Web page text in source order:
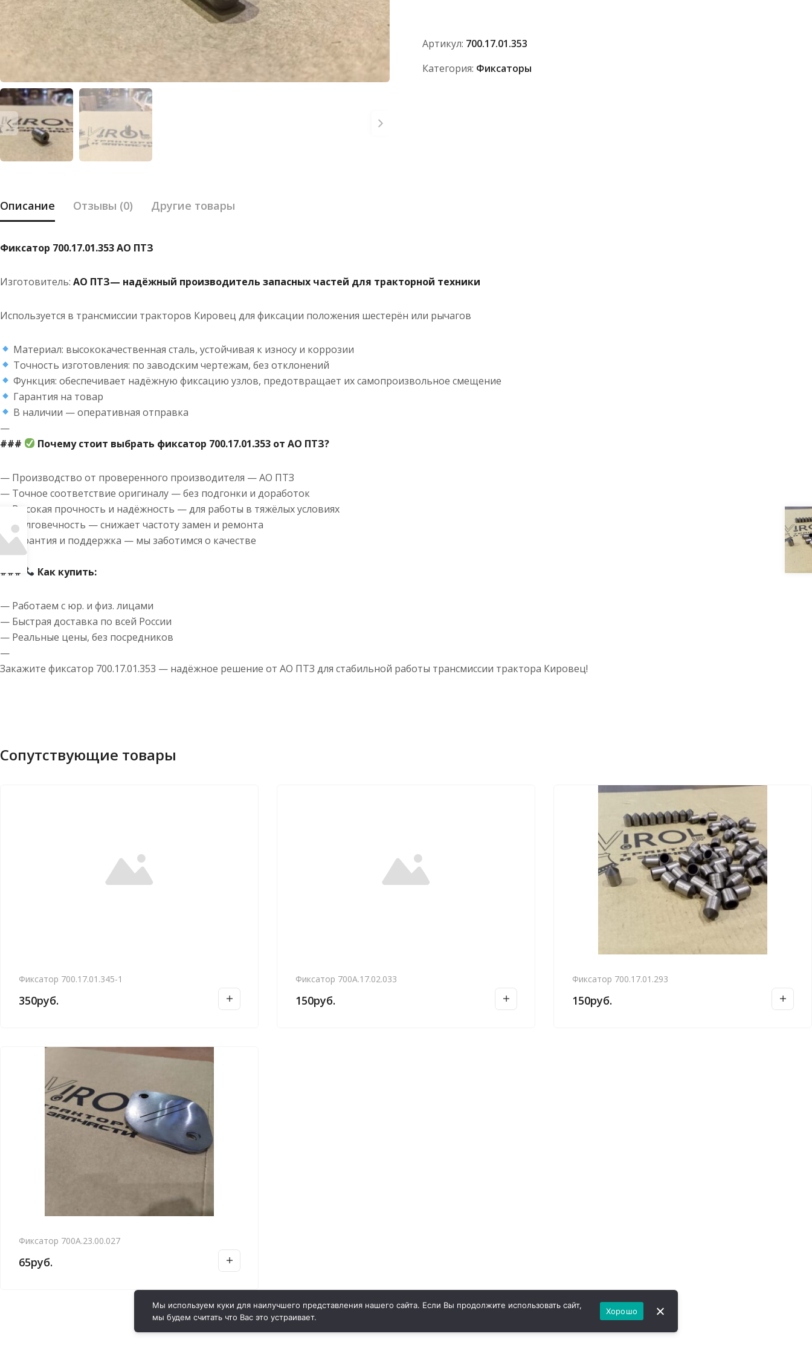
Артикул: 700.17.01.353
Категория: Фиксаторы
Описание Отзывы (0) Другие товары
Фиксатор 700.17.01.353 АО ПТЗ
Изготовитель: АО ПТЗ— надёжный производитель запасных частей для тракторной техники
Используется в трансмиссии тракторов Кировец для фиксации положения шестерён или рычагов
Материал: высококачественная сталь, устойчивая к износу и коррозии
Точность изготовления: по заводским чертежам, без отклонений
Функция: обеспечивает надёжную фиксацию узлов, предотвращает их самопроизвольное смещение
Гарантия на товар
В наличии — оперативная отправка
—
###
Почему стоит выбрать фиксатор 700.17.01.353 от АО ПТЗ?
— Производство от проверенного производителя — АО ПТЗ
— Точное соответствие оригиналу — без подгонки и доработок
— Высокая прочность и надёжность — для работы в тяжёлых условиях
— Долговечность — снижает частоту замен и ремонта
— Гарантия и поддержка — мы заботимся о качестве
—
###
Как купить:
— Работаем с юр. и физ. лицами
— Быстрая доставка по всей России
— Реальные цены, без посредников
—
Закажите фиксатор 700.17.01.353 — надёжное решение от АО ПТЗ для стабильной работы трансмиссии трактора Кировец!
Сопутствующие товары
Фиксатор 700.17.01.345-1
350руб.
Фиксатор 700А.17.02.033
150руб.
Фиксатор 700.17.01.293
150руб.
Фиксатор 700А.23.00.027
65руб.
Мы используем куки для наилучшего представления нашего сайта. Если Вы продолжите использовать сайт,
мы будем считать что Вас это устраивает.
Хорошо